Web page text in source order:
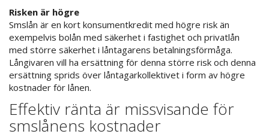
Risken är högre
Smslån är en kort konsumentkredit med högre risk än
exempelvis bolån med säkerhet i fastighet och privatlån
med större säkerhet i låntagarens betalningsförmåga.
Långivaren vill ha ersättning för denna större risk och denna
ersättning sprids över låntagarkollektivet i form av högre
kostnader för lånen.
Effektiv ränta är missvisande för
smslånens kostnader